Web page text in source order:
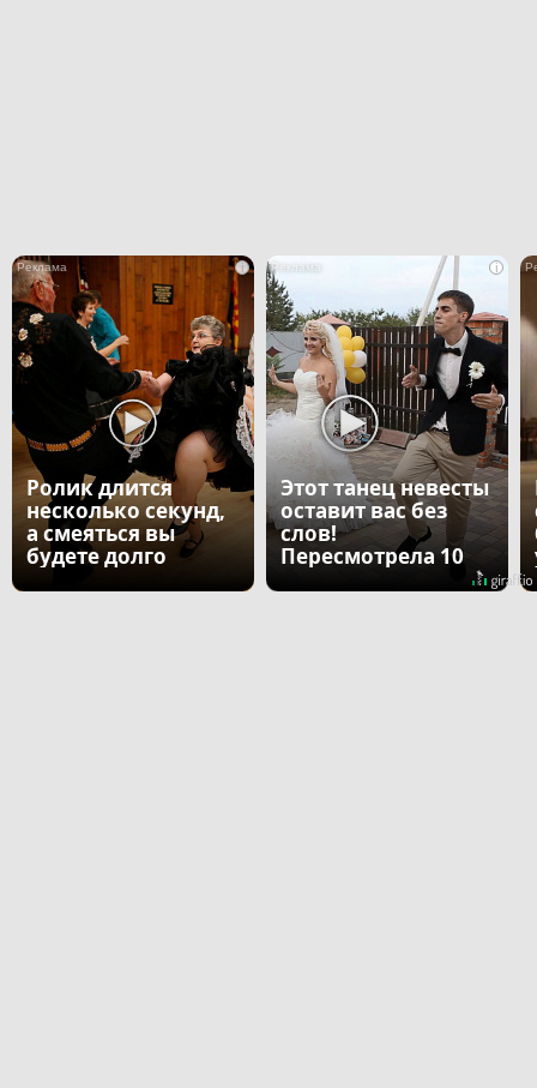
i
Ролик длится
несколько секунд,
а смеяться вы
будете долго
i
Этот танец невесты
оставит вас без
слов!
Пересмотрела 10